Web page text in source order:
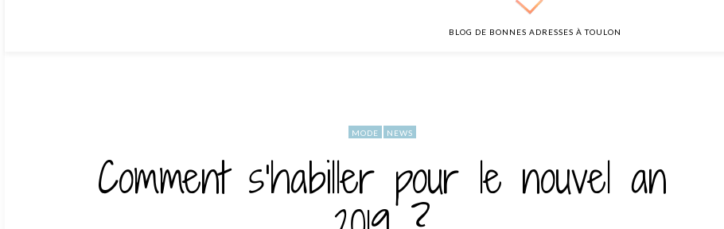
BLOG DE BONNES ADRESSES À TOULON
MODE NEWS
Comment s’habiller pour le nouvel an